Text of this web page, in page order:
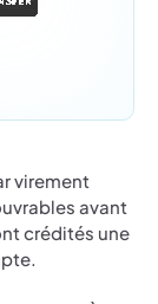
virement
avant
crédités une